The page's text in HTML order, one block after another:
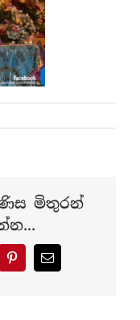
මිතුරන්
PinterestEmail